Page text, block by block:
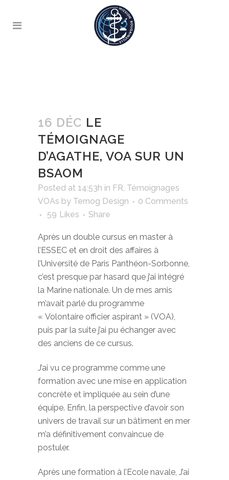
16 DÉC LE
TÉMOIGNAGE
D’AGATHE, VOA SUR UN
BSAOM
Posted at 14:53h in FR, Témoignages
VOAs by Ternog Design
0 Comments
59 Likes Share
Après un double cursus en master à
l’ESSEC et en droit des affaires à
l’Université de Paris Panthéon-Sorbonne,
c’est presque par hasard que j’ai intégré
la Marine nationale. Un de mes amis
m’avait parlé du programme
« Volontaire officier aspirant » (VOA),
puis par la suite j’ai pu échanger avec
des anciens de ce cursus.
J’ai vu ce programme comme une
formation avec une mise en application
concrète et impliquée au sein d’une
équipe. Enfin, la perspective d’avoir son
univers de travail sur un bâtiment en mer
m’a définitivement convaincue de
postuler.
Après une formation à l’Ecole navale, J’ai